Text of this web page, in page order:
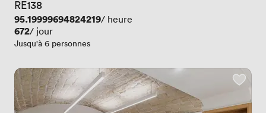
RE138
Prix
95.19999694824219/ heure
Prix
672/ jour
Jusqu'à 6 personnes